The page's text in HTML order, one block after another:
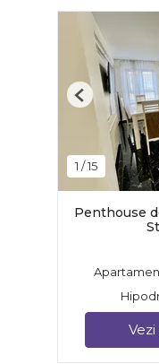
1 /15
Previous
Penthouse